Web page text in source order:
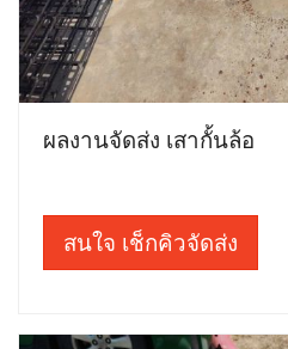
ผลงานจัดส่ง เสากั้นล้อ
สนใจ เช็กคิวจัดส่ง